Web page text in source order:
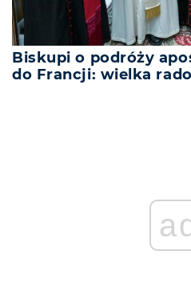
Biskupi o podróży
do Francji: wielka